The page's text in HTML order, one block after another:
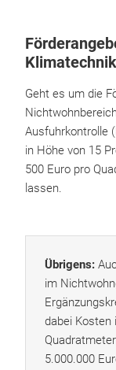
Geht es um die
Ausfuhrkontrolle
in Höhe von 15
500 Euro pro
lassen.
Übrigens:
im
dabei Kosten
5.000.000